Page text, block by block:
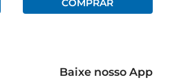
Baixe nosso App